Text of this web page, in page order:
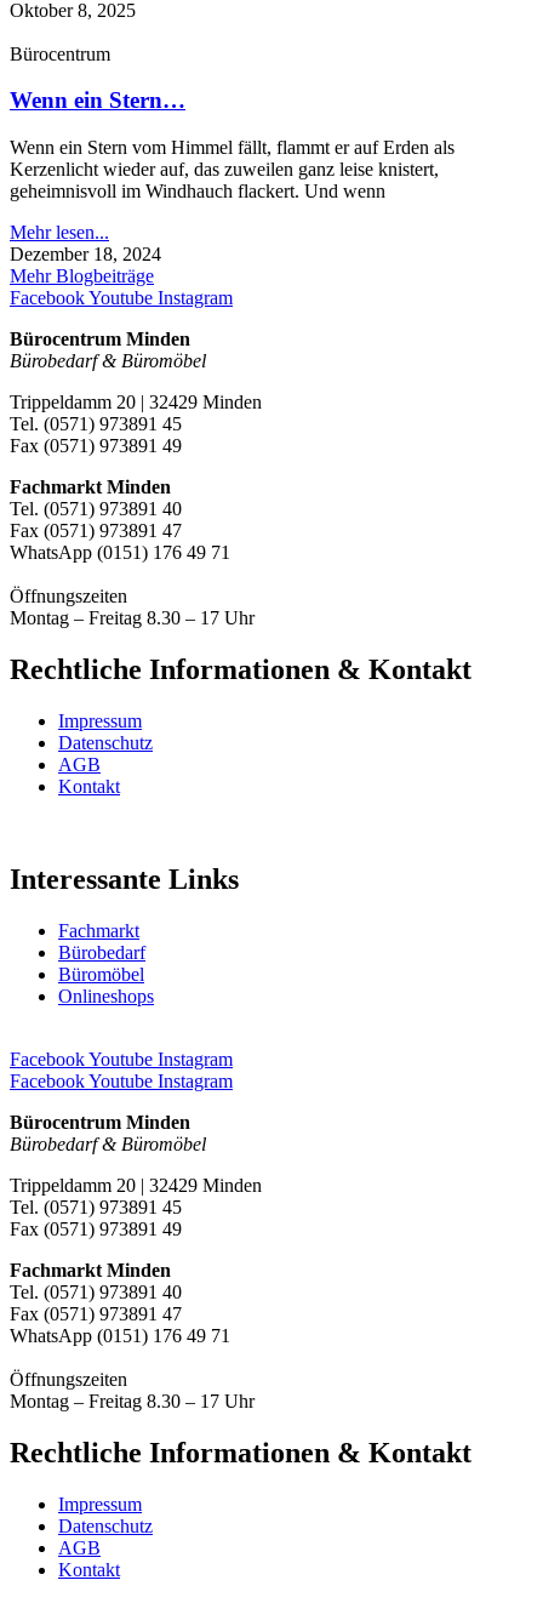
Oktober 8, 2025
Bürocentrum
Wenn ein Stern…
Wenn ein Stern vom Himmel fällt, flammt er auf Erden als
Kerzenlicht wieder auf, das zuweilen ganz leise knistert,
geheimnisvoll im Windhauch flackert. Und wenn
Mehr lesen...
Dezember 18, 2024
Mehr Blogbeiträge
FacebookYoutube Instagram
Bürocentrum Minden
Bürobedarf & Büromöbel
Trippeldamm 20 | 32429 Minden
Tel. (0571) 973891 45
Fax (0571) 973891 49
Fachmarkt Minden
Tel. (0571) 973891 40
Fax (0571) 973891 47
WhatsApp (0151) 176 49 71
Öffnungszeiten
Montag – Freitag 8.30 – 17 Uhr
Rechtliche Informationen & Kontakt
Impressum
Datenschutz
AGB
Kontakt
Interessante Links
Fachmarkt
Bürobedarf
Büromöbel
Onlineshops
FacebookYoutube Instagram
FacebookYoutube Instagram
Bürocentrum Minden
Bürobedarf & Büromöbel
Trippeldamm 20 | 32429 Minden
Tel. (0571) 973891 45
Fax (0571) 973891 49
Fachmarkt Minden
Tel. (0571) 973891 40
Fax (0571) 973891 47
WhatsApp (0151) 176 49 71
Öffnungszeiten
Montag – Freitag 8.30 – 17 Uhr
Rechtliche Informationen & Kontakt
Impressum
Datenschutz
AGB
Kontakt